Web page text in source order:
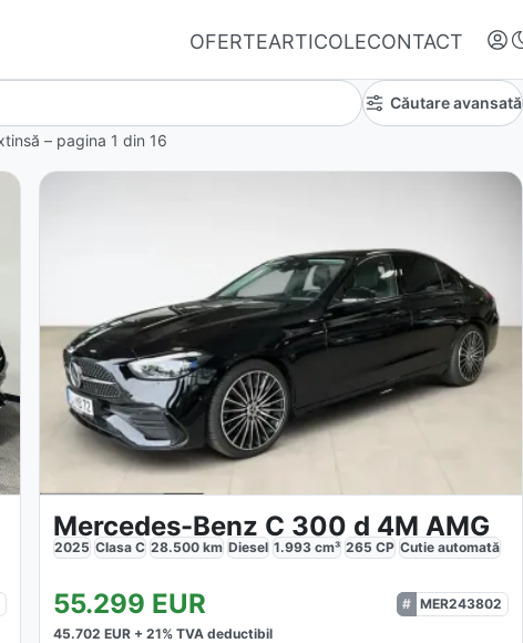
OFERTEARTICOLECONTACT
Autentifică-te
Nu ai oferte favorite
Căutare avansată
– pagina 1 din 16
Mercedes-Benz C 300 d 4M AMG
2025 Clasa C 28.500km Diesel 1.993cm³ 265 CP Cutie automată
55.299 EUR
MER243802
45.702 EUR + 21% TVA deductibil